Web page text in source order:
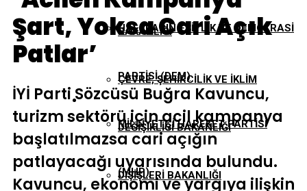
HALKLARIN EŞITLIK VE DEMOKRASI
PARTISI (DEM)
MILLIYETÇI HAREKET PARTISI
(MHP)
BAKANLIĞI
ÇEVRE, ŞEHIRCILIK VE İKLIM
DEĞIŞIKLIĞI BAKANLIĞI
DIŞIŞLERI BAKANLIĞI
YEREL YÖNETIMLER
Şart, Yoksa Cari Açık
Patlar’
İYİ Parti Sözcüsü Buğra Kavuncu,
turizm sektörü için acil kampanya
başlatılmazsa cari açığın
patlayacağı uyarısında bulundu.
Kavuncu, ekonomi ve yargıya ilişkin